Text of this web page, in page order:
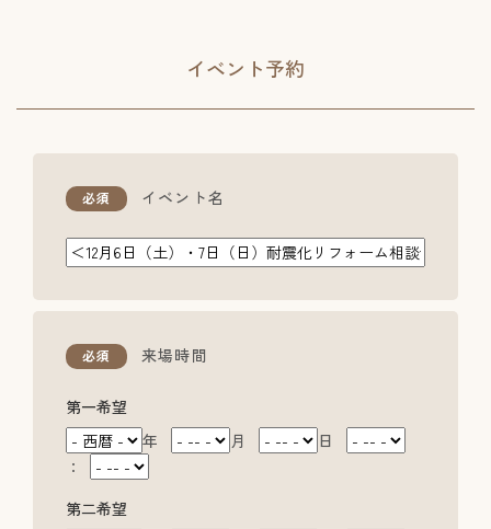
イベント予約
イベント名
必須
来場時間
必須
第一希望
年
月
日
：
第二希望